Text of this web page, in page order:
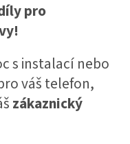
pro
s instalací nebo
váš telefon,
zákaznický